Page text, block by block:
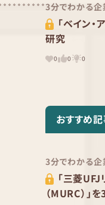
3分でわかる企
「ベイン・
研究
0 0 0
おすすめ
3分でわかる企
「三菱
（MURC）」